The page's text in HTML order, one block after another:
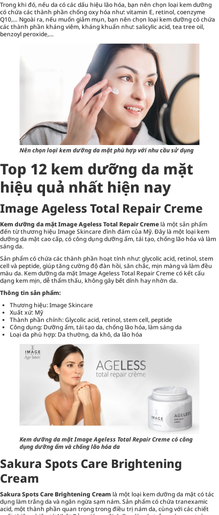
Trong khi đó, nếu da có các dấu hiệu lão hóa, bạn nên chọn loại kem dưỡng
có chứa các thành phần chống oxy hóa như: vitamin E, retinol, coenzyme
Q10,… Ngoài ra, nếu muốn giảm mụn, bạn nên chọn loại kem dưỡng có chứa
các thành phần kháng viêm, kháng khuẩn như: salicylic acid, tea tree oil,
benzoyl peroxide,…
Nên chọn loại kem dưỡng da mặt phù hợp với nhu cầu sử dụng
Top 12 kem dưỡng da mặt
hiệu quả nhất hiện nay
Image Ageless Total Repair Creme
Kem dưỡng da mặt Image Ageless Total Repair Creme là một sản phẩm
đến từ thương hiệu Image Skincare đình đám của Mỹ. Đây là một loại kem
dưỡng da mặt cao cấp, có công dụng dưỡng ẩm, tái tạo, chống lão hóa và làm
sáng da.
Sản phẩm có chứa các thành phần hoạt tính như: glycolic acid, retinol, stem
cell và peptide, giúp tăng cường độ đàn hồi, săn chắc, mịn màng và làm đều
màu da. Kem dưỡng da mặt Image Ageless Total Repair Creme có kết cấu
dạng kem mịn, dễ thẩm thấu, không gây bết dính hay nhờn da.
Thông tin sản phẩm:
Thương hiệu: Image Skincare
Xuất xứ: Mỹ
Thành phần chính: Glycolic acid, retinol, stem cell, peptide
Công dụng: Dưỡng ẩm, tái tạo da, chống lão hóa, làm sáng da
Loại da phù hợp: Da thường, da khô, da lão hóa
Kem dưỡng da mặt Image Ageless Total Repair Creme có công
dụng dưỡng ẩm và chống lão hóa da
Sakura Spots Care Brightening
Cream
Sakura Spots Care Brightening Cream là một loại kem dưỡng da mặt có tác
dụng làm trắng da và ngăn ngừa sạm nám. Sản phẩm có chứa tranexamic
acid, một thành phần quan trọng trong điều trị nám da, cùng với các chiết